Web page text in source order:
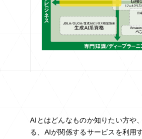
AIとはどんなものか知りたい方や
る、AIが関係するサービスを利用